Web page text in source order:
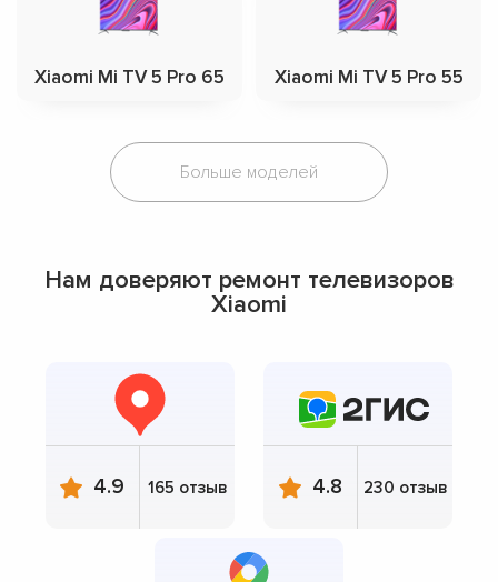
Xiaomi Mi TV 5 Pro 65 Xiaomi Mi TV 5 Pro 55
Больше моделей
Нам доверяют ремонт телевизоров
Xiaomi
4.9 165 отзыв 4.8 230 отзыв